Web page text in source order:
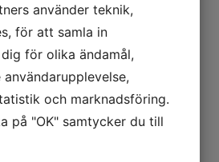
använder teknik,
för att samla in
för olika ändamål,
och marknadsföring.
på "OK" samtycker du till